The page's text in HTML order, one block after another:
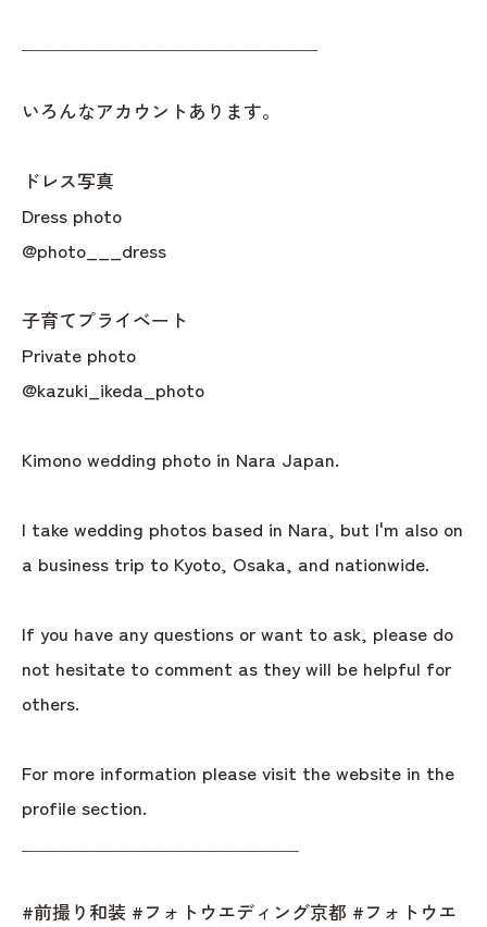
いろんなアカウントあります。
ドレス写真
Dress photo
@photo___dress
子育てプライベート
Private photo
@kazuki_ikeda_photo
Kimono wedding photo in Nara Japan.
I take wedding photos based in Nara, but I'm also on
a business trip to Kyoto, Osaka, and nationwide.
If you have any questions or want to ask, please do
not hesitate to comment as they will be helpful for
others.
For more information please visit the website in the
profile section.
#前撮り和装 #フォトウエディング京都 #フォトウエ